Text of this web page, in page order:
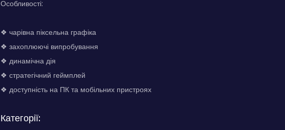
Особливості:
❖ чарівна піксельна графіка
❖ захоплюючі випробування
❖ динамічна дія
❖ стратегічний геймплей
❖ доступність на ПК та мобільних пристроях
Категорії: